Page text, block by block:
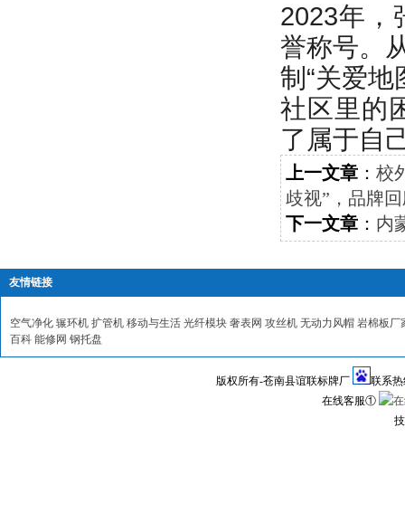
2023年，
誉称号。
制“关爱
社区里的
了属于自
上一文章 ： 校
歧视”，品牌
下一文章 ： 内
友情链接
空气净化 辗环机 扩管机 移动与生活 光纤模块 奢表网 攻丝机 无动力风帽 岩棉板厂
百科 能修网 钢托盘
版权所有-苍南县谊联标牌厂
联系热
在线客服①